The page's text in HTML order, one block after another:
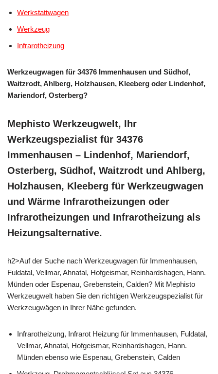
Werkstattwagen
Werkzeug
Infrarotheizung
Werkzeugwagen für 34376 Immenhausen und Südhof,
Waitzrodt, Ahlberg, Holzhausen, Kleeberg oder Lindenhof,
Mariendorf, Osterberg?
Mephisto Werkzeugwelt, Ihr
Werkzeugspezialist für 34376
Immenhausen – Lindenhof, Mariendorf,
Osterberg, Südhof, Waitzrodt und Ahlberg,
Holzhausen, Kleeberg für Werkzeugwagen
und Wärme Infrarotheizungen oder
Infrarotheizungen und Infrarotheizung als
Heizungsalternative.
h2>Auf der Suche nach Werkzeugwagen für Immenhausen,
Fuldatal, Vellmar, Ahnatal, Hofgeismar, Reinhardshagen, Hann.
Münden oder Espenau, Grebenstein, Calden? Mit Mephisto
Werkzeugwelt haben Sie den richtigen Werkzeugspezialist für
Werkzeugwägen in Ihrer Nähe gefunden.
Infrarotheizung, Infrarot Heizung für Immenhausen, Fuldatal,
Vellmar, Ahnatal, Hofgeismar, Reinhardshagen, Hann.
Münden ebenso wie Espenau, Grebenstein, Calden